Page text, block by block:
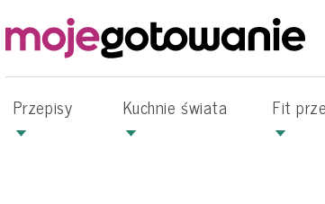
Przepisy Kuchnie świata Fit